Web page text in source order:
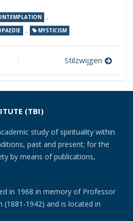
,
, MYSTICISM
Stilzwijgen
(TBI)
study of spirituality within
past and present; for the
by means of publications,
in 1968 in memory of Professor
(1881-1942) and is located in